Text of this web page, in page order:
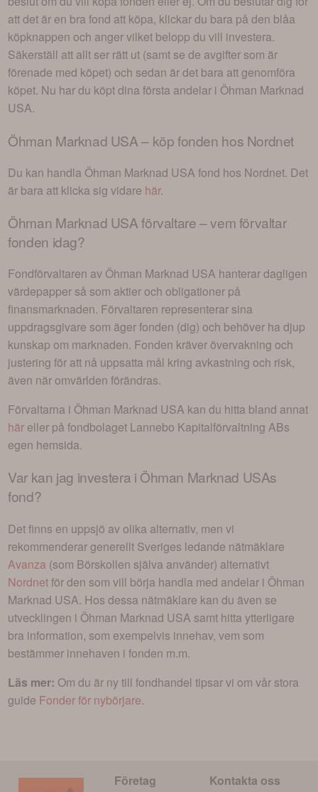
att det är en bra fond att köpa, klickar du bara på den blåa
köpknappen och anger vilket belopp du vill investera.
Säkerställ att allt ser rätt ut (samt se de avgifter som är
förenade med köpet) och sedan är det bara att genomföra
köpet. Nu har du köpt dina första andelar i Öhman Marknad
USA.
Öhman Marknad USA– köp fonden hos Nordnet
Du kan handla Öhman Marknad USA fond hos Nordnet. Det
är bara att klicka sig vidare här.
Öhman Marknad USAförvaltare – vem förvaltar
fonden idag?
Fondförvaltaren av Öhman Marknad USA hanterar dagligen
värdepapper så som aktier och obligationer på
finansmarknaden. Förvaltaren representerar sina
uppdragsgivare som äger fonden (dig) och behöver ha djup
kunskap om marknaden. Fonden kräver övervakning och
justering för att nå uppsatta mål kring avkastning och risk,
även när omvärlden förändras.
Förvaltarna i Öhman Marknad USA kan du hitta bland annat
här eller på fondbolaget Lannebo Kapitalförvaltning ABs
egen hemsida.
Var kan jag investera i Öhman Marknad USAs
fond?
Det finns en uppsjö av olika alternativ, men vi
rekommenderar generellt Sveriges ledande nätmäklare
Avanza (som Börskollen själva använder) alternativt
Nordnetför den som vill börja handla med andelar i Öhman
Marknad USA. Hos dessa nätmäklare kan du även se
utvecklingen i Öhman Marknad USA samt hitta ytterligare
bra information, som exempelvis innehav, vem som
bestämmer innehaven i fonden m.m.
Läs mer: Om du är ny till fondhandel tipsar vi om vår stora
guide Fonder för nybörjare.
Företag Kontakta oss